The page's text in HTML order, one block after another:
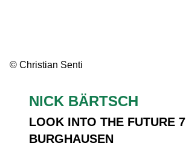
© Christian Senti
NICK BÄRTSCH
LOOK INTO THE FUTURE 7
BURGHAUSEN